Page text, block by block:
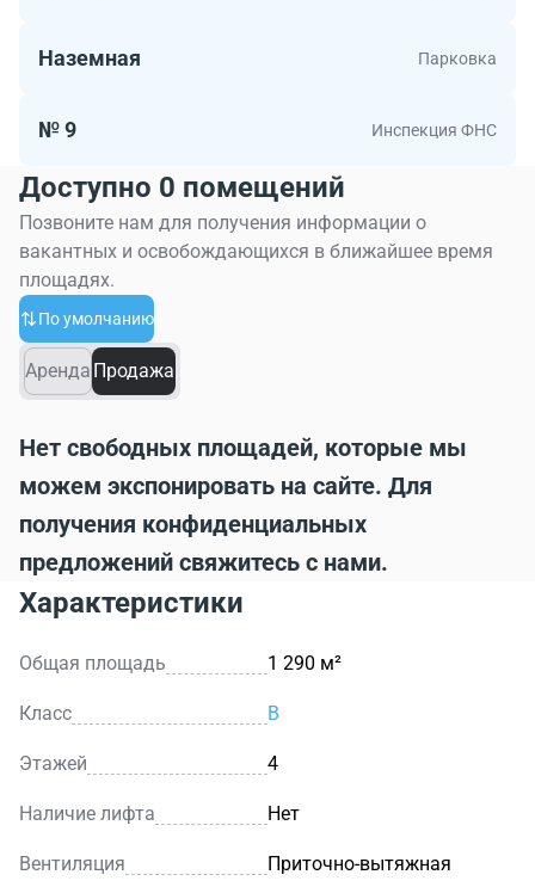
Наземная Парковка
№ 9 Инспекция ФНС
Доступно 0 помещений
Позвоните нам для получения информации о
вакантных и освобождающихся в ближайшее время
площадях.
По умолчанию
Аренда Продажа
Нет свободных площадей, которые мы
можем экспонировать на сайте. Для
получения конфиденциальных
предложений свяжитесь с нами.
Характеристики
Общая площадь 1 290 м²
Класс B
Этажей 4
Наличие лифта Нет
Вентиляция Приточно-вытяжная